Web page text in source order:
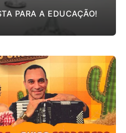
PARA A EDUCAÇÃO!